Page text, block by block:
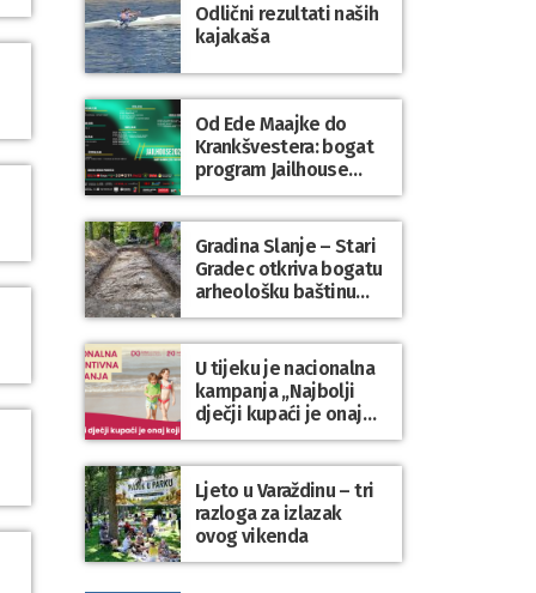
Odlični rezultati naših
kajakaša
Od Ede Maajke do
Krankšvestera: bogat
program Jailhouse
Festivala 2026. u
Lepoglavi
Gradina Slanje – Stari
Gradec otkriva bogatu
arheološku baštinu
Varaždinske županije
U tijeku je nacionalna
kampanja „Najbolji
dječji kupaći je onaj
koji se nosi“
Ljeto u Varaždinu – tri
razloga za izlazak
ovog vikenda